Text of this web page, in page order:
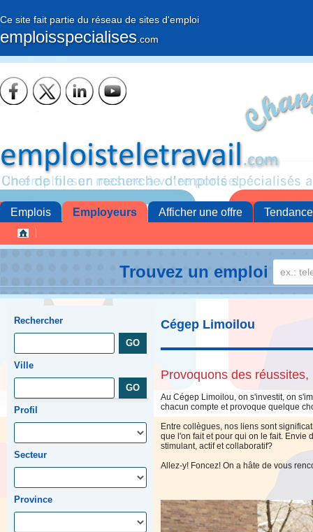
Ce site fait partie du réseau de sites d'emploi
emploisspecialises .com
Emplois Employeurs Afficher une offre
Trouvez un emploi
Rechercher
Ville
Profil
Secteur
Province
Cégep Limoilou
Provoquons des
Au Cégep Limoilou, on s'investit, on
chacun compte et provoque quelque
Entre collègues, nos liens sont
que l'on fait et pour qui on le fait. Envie
stimulant, actif et collaboratif?
Allez-y! Foncez! On a hâte de vous